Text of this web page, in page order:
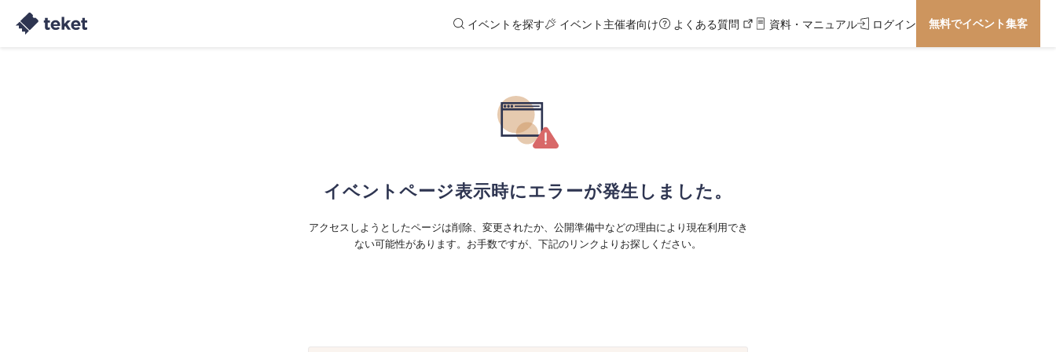
イベントを探す イベント主催者向け よくある質問 資料・マニュアル ログイン 無料でイベント集客
イベントページ表示時にエラーが発生しました。
アクセスしようとしたページは削除、変更されたか、公開準備中などの理由により現在利用でき
ない可能性があります。お手数ですが、下記のリンクよりお探しください。